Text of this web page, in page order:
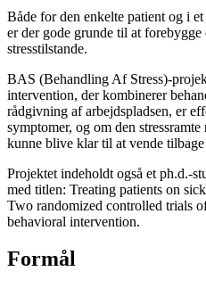
Både for den enkelte patient og i
er der gode grunde til at forebygge
stresstilstande.
BAS (Behandling Af Stress)-
intervention, der kombinerer
rådgivning af arbejdspladsen, er
symptomer, og om den
kunne blive klar til at vende
Projektet indeholdt også et ph.d.-
med titlen: Treating patients on
Two randomized controlled trials
behavioral intervention.
Formål